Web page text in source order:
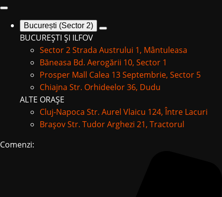
București (Sector 2)
BUCUREȘTI ȘI ILFOV
Sector 2Strada Austrului 1, Mântuleasa
Băneasa Bd. Aerogării 10, Sector 1
Prosper Mall Calea 13 Septembrie, Sector 5
Chiajna Str. Orhideelor 36, Dudu
ALTE ORAȘE
Cluj-Napoca Str. Aurel Vlaicu 124, Între Lacuri
BrașovStr. Tudor Arghezi 21, Tractorul
Comenzi: